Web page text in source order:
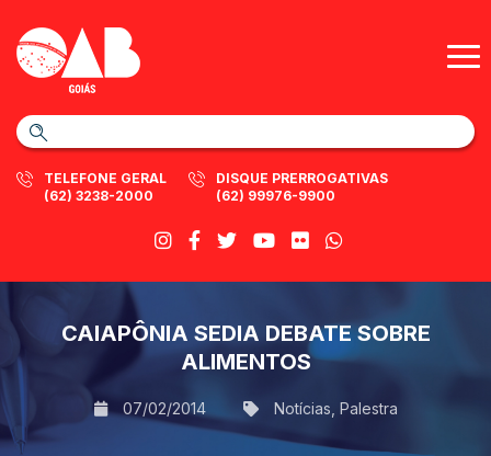
TELEFONE GERAL
(62) 3238-2000
DISQUE PRERROGATIVAS
(62) 99976-9900
CAIAPÔNIA SEDIA DEBATE SOBRE
ALIMENTOS
07/02/2014 Notícias Palestra